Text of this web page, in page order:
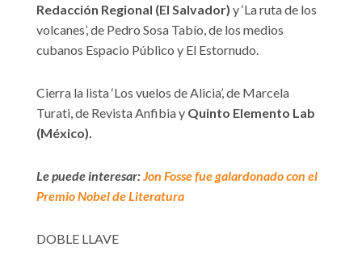
Redacción Regional (El Salvador) y ‘La ruta de los
volcanes’, de Pedro Sosa Tabío, de los medios
cubanos Espacio Público y El Estornudo.
Cierra la lista ‘Los vuelos de Alicia’, de Marcela
Turati, de Revista Anfibia y Quinto Elemento Lab
(México).
Le puede interesar: Jon Fosse fue galardonado con el
Premio Nobel de Literatura
DOBLE LLAVE